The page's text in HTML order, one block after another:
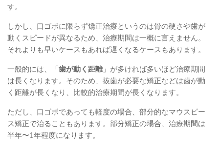
す。
しかし、口ゴボに限らず矯正治療というのは骨の硬さや歯が
動くスピードが異なるため、治療期間は一概に言えません。
それよりも早いケースもあれば遅くなるケースもあります。
一般的には、「 歯が動く距離」が多ければ多いほど治療期間
は長くなります。そのため、抜歯が必要な矯正などは歯が動
く距離が長くなり、比較的治療期間が長くなります。
ただし、口ゴボであっても軽度の場合、部分的なマウスピー
ス矯正で治ることもあります。部分矯正の場合、治療期間は
半年〜1年程度になります。